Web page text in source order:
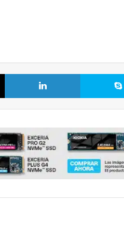
X LinkedIn